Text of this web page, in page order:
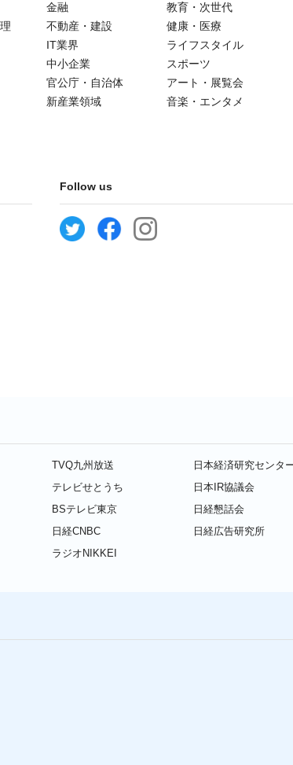
金融
不動産・建設
IT業界
中小企業
官公庁・自治体
新産業領域
教育・次世代
健康・医療
ライフスタイル
スポーツ
アート・展覧会
音楽・エンタメ
Follow us
TVQ九州放送
テレビせとうち
BSテレビ東京
日経CNBC
ラジオNIKKEI
日本経済研究センタ
日本IR協議会
日経懇話会
日経広告研究所